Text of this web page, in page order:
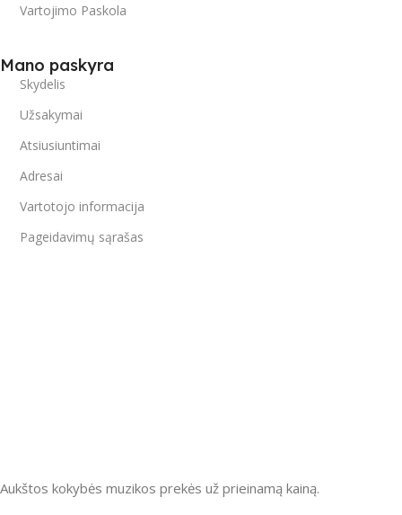
Vartojimo Paskola
Mano paskyra
Skydelis
Užsakymai
Atsiusiuntimai
Adresai
Vartotojo informacija
Pageidavimų sąrašas
Aukštos kokybės muzikos prekės už prieinamą kainą.